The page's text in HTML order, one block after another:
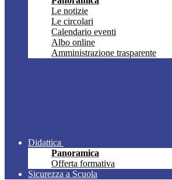
Le notizie
Le circolari
Calendario eventi
Albo online
Amministrazione trasparente
Didattica
Panoramica
Offerta formativa
Sicurezza a Scuola